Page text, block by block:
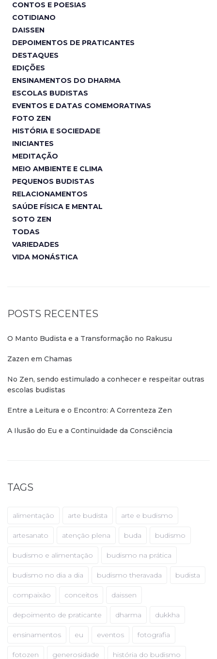
CONTOS E POESIAS
COTIDIANO
DAISSEN
DEPOIMENTOS DE PRATICANTES
DESTAQUES
EDIÇÕES
ENSINAMENTOS DO DHARMA
ESCOLAS BUDISTAS
EVENTOS E DATAS COMEMORATIVAS
FOTO ZEN
HISTÓRIA E SOCIEDADE
INICIANTES
MEDITAÇÃO
MEIO AMBIENTE E CLIMA
PEQUENOS BUDISTAS
RELACIONAMENTOS
SAÚDE FÍSICA E MENTAL
SOTO ZEN
TODAS
VARIEDADES
VIDA MONÁSTICA
POSTS RECENTES
O Manto Budista e a Transformação no Rakusu
Zazen em Chamas
No Zen, sendo estimulado a conhecer e respeitar outras
escolas budistas
Entre a Leitura e o Encontro: A Correnteza Zen
A Ilusão do Eu e a Continuidade da Consciência
TAGS
alimentação arte budista arte e budismo
artesanato atenção plena buda budismo
budismo e alimentação budismo na prática
budismo no dia a dia budismo theravada budista
compaixão conceitos daissen
depoimento de praticante dharma dukkha
ensinamentos eu eventos fotografia
fotozen generosidade história do budismo